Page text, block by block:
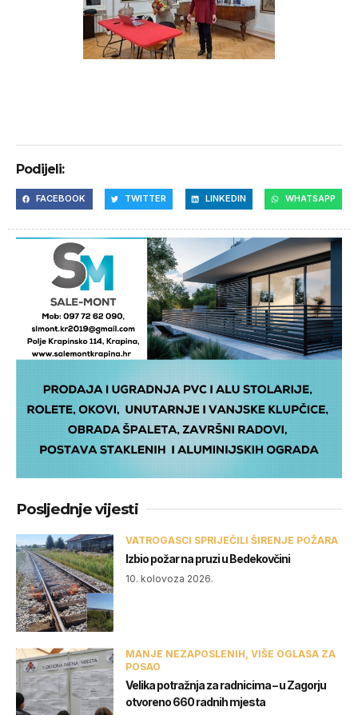
Podijeli:
FACEBOOK TWITTER LINKEDIN WHATSAPP
Posljednje vijesti
VATROGASCI SPRIJEČILI ŠIRENJE POŽARA
Izbio požar na pruzi u Bedekovčini
10. kolovoza 2026.
MANJE NEZAPOSLENIH, VIŠE OGLASA ZA
POSAO
Velika potražnja za radnicima – u Zagorju
otvoreno 660 radnih mjesta